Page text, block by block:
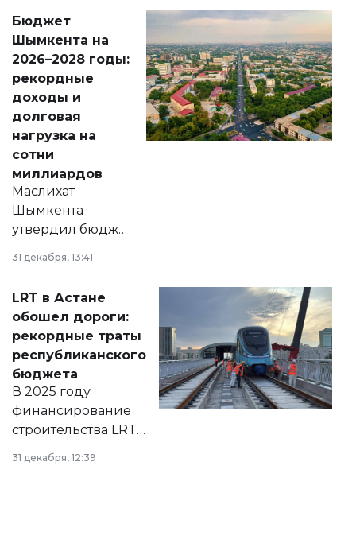
народу
Венесуэлы.
Бюджет
Шымкента на
2026–2028 годы:
рекордные
доходы и
долговая
нагрузка на
сотни
миллиардов
Маслихат
Шымкента
утвердил бюджет
города на 2026–
2028 годы.
документ
появился в базе
нормативных
правовых актов и
на сайте маслихат
города.
31 декабря, 13:41
LRT в Астане
обошел дороги:
рекордные траты
республиканского
бюджета
В 2025 году
финансирование
строительства LRT
в Астане из
республиканского
31 декабря, 12:39